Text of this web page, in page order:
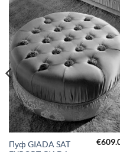
Пуф GIADA SAT
€